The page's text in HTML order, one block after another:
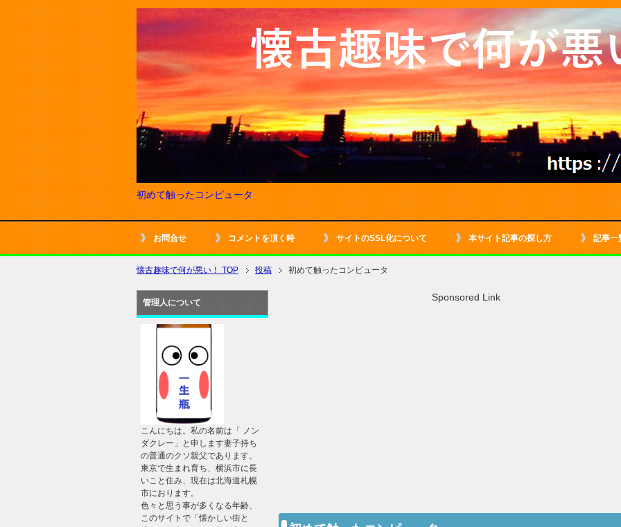
初めて触ったコンピュータ
お問合せ コメントを頂く時 サイトのSSL化について 本サイト記事の探し方 記事一
懐古趣味で何が悪い！ TOP 投稿 初めて触ったコンピュータ
Sponsored Link
管理人について
こんにちは。私の名前は「 ノン
ダクレー」と申します妻子持ち
の普通のクソ親父であります。
東京で生まれ育ち、横浜市に長
いこと住み、現在は北海道札幌
市におります。
色々と思う事が多くなる年齢、
このサイトで「懐かしい街と